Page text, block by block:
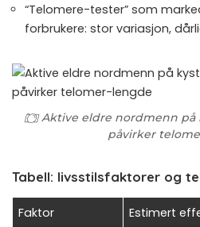
“Telomere-tester” som
forbrukere: stor variasjon,
Aktive eldre nordmenn
påvirker
Tabell: livsstilsfaktorer og
Faktor Estimert